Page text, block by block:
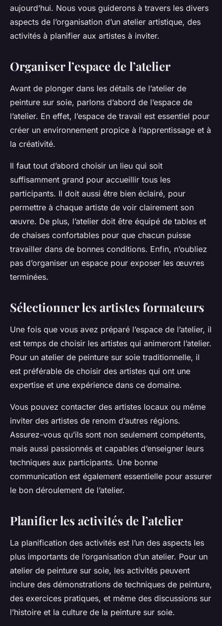
aujourd’hui. Nous vous guiderons à travers les divers
aspects de l’organisation d’un atelier artistique, des
activités à planifier aux artistes à inviter.
Organiser l’espace de l’atelier
Avant de plonger dans les détails de l’atelier de
peinture sur soie, parlons d’abord de l’espace de
l’atelier. En effet, l’espace de travail est essentiel pour
créer un environnement propice à l’apprentissage et à
la créativité.
Il faut tout d’abord choisir un lieu qui soit
suffisamment grand pour accueillir tous les
participants. Il doit aussi être bien éclairé, pour
permettre à chaque artiste de voir clairement son
œuvre. De plus, l’atelier doit être équipé de tables et
de chaises confortables pour que chacun puisse
travailler dans de bonnes conditions. Enfin, n’oubliez
pas d’organiser un espace pour exposer les œuvres
terminées.
Sélectionner les artistes formateurs
Une fois que vous avez préparé l’espace de l’atelier, il
est temps de choisir les artistes qui animeront l’atelier.
Pour un atelier de peinture sur soie traditionnelle, il
est préférable de choisir des artistes qui ont une
expertise et une expérience dans ce domaine.
Vous pouvez contacter des artistes locaux ou même
inviter des artistes de renom d’autres régions.
Assurez-vous qu’ils sont non seulement compétents,
mais aussi passionnés et capables d’enseigner leurs
techniques aux participants. Une bonne
communication est également essentielle pour assurer
le bon déroulement de l’atelier.
Planifier les activités de l’atelier
La planification des activités est l’un des aspects les
plus importants de l’organisation d’un atelier. Pour un
atelier de peinture sur soie, les activités peuvent
inclure des démonstrations de techniques de peinture,
des exercices pratiques, et même des discussions sur
l’histoire et la culture de la peinture sur soie.